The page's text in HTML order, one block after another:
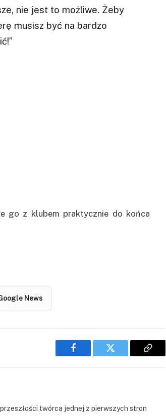
nie jest to możliwe. Żeby
musisz być na bardzo
go z klubem praktycznie do końca
News
Facebook Twitter
Copy
twórca jednej z pierwszych stron